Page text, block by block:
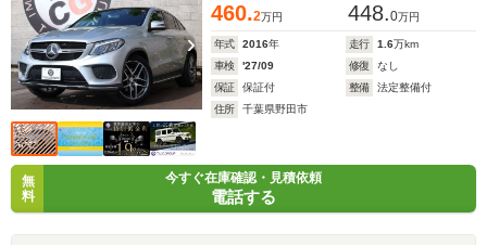
460.2万円 448.0万円
年式 2016年 走行 1.6万km
車検
'27/09 修復
なし
保証
保証付 整備
法定整備付
住所
千葉県野田市
無
料
今すぐ在庫確認・見積依頼
電話する